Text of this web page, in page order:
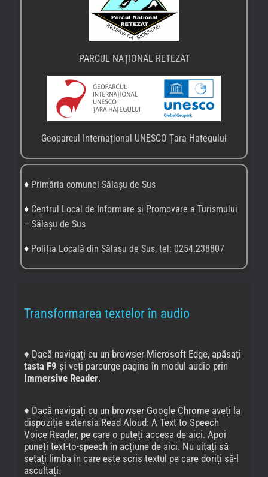
PARCUL NAȚIONAL RETEZAT
Geoparcul Internațional UNESCO Țara Hategului
♦ Primăria comunei Sălașu de Sus
♦ Centrul Local de Informare și Promovare a Turismului
– Sălașu de Sus
♦ Poliția Locală din Sălașu de Sus, tel: 0254.238807
Transformarea textelor în audio
♦ Dacă navigați cu un browser Microsoft Edge, apăsați
tasta F9 și veți parcurge pagina în modul audio prin
Immersive Reader.
♦ Dacă navigați cu un browser Google Chrome aveți la
dispoziție extensia Read Aloud: A Text to Speech
Voice Reader, pe care o puteți accesa de aici. Apoi
puneți text-to-speech în acțiune de aici. Nu uitați să
setați limba în care este scris textul pe care doriți să-l
ascultați.